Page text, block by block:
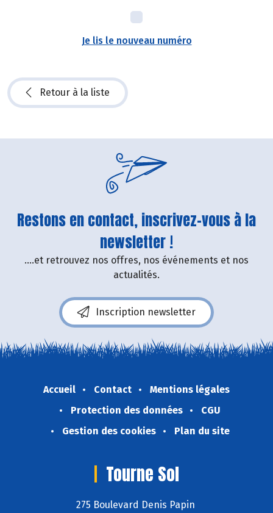
Je lis le nouveau numéro
Retour à la liste
Restons en contact, inscrivez-vous à la
newsletter !
....et retrouvez nos offres, nos événements et nos
actualités.
Inscription newsletter
Accueil Contact
Mentions légales
Protection des données
CGU
Gestion des cookies
Plan du site
Tourne Sol
275 Boulevard Denis Papin